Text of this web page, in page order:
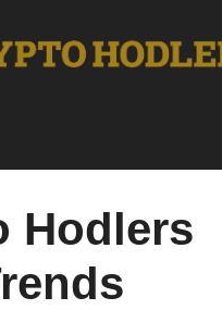
Hodlers